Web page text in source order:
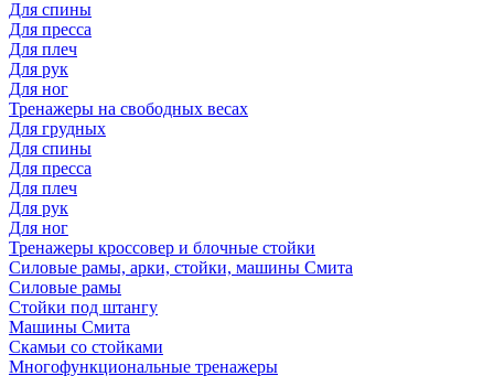
Для спины
Для пресса
Для плеч
Для рук
Для ног
Тренажеры на свободных весах
Для грудных
Для спины
Для пресса
Для плеч
Для рук
Для ног
Тренажеры кроссовер и блочные стойки
Силовые рамы, арки, стойки, машины Смита
Силовые рамы
Стойки под штангу
Машины Смита
Скамьи со стойками
Многофункциональные тренажеры